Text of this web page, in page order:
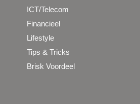
ICT/Telecom
Financieel
Lifestyle
Tips & Tricks
Brisk Voordeel